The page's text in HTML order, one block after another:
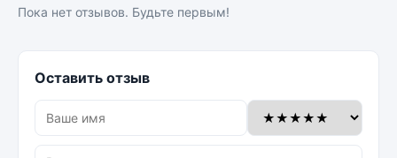
Пока нет отзывов. Будьте первым!
Оставить отзыв